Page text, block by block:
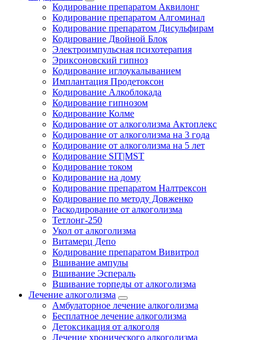
Кодирование препаратом Аквилонг
Кодирование препаратом Алгоминал
Кодирование препаратом Дисульфирам
Кодирование Двойной Блок
Электроимпульсная психотерапия
Эриксоновский гипноз
Кодирование иглоукалыванием
Имплантация Продетоксон
Кодирование Алкоблокада
Кодирование гипнозом
Кодирование Колме
Кодирование от алкоголизма Актоплекс
Кодирование от алкоголизма на 3 года
Кодирование от алкоголизма на 5 лет
Кодирование SIT|MST
Кодирование током
Кодирование на дому
Кодирование препаратом Налтрексон
Кодирование по методу Довженко
Раскодирование от алкоголизма
Тетлонг-250
Укол от алкоголизма
Витамерц Депо
Кодирование препаратом Вивитрол
Вшивание ампулы
Вшивание Эспераль
Вшивание торпеды от алкоголизма
Лечение алкоголизма
Амбулаторное лечение алкоголизма
Бесплатное лечение алкоголизма
Детоксикация от алкоголя
Лечение хронического алкоголизма